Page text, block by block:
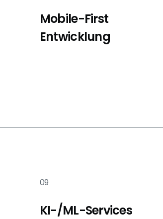
Mobile-First
Entwicklung
09
KI-/ML-Services